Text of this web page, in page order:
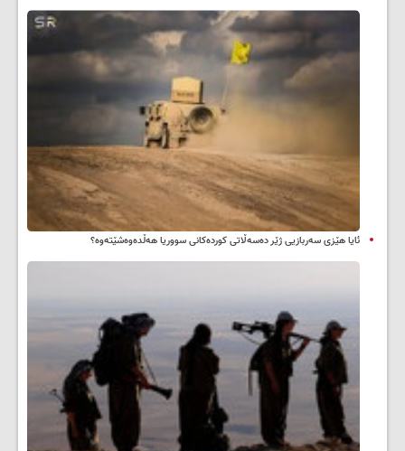
ئایا هێزی سەربازیی ژێر دەسەڵاتی کوردەکانی سووریا هەڵدەوەشێتەوە؟